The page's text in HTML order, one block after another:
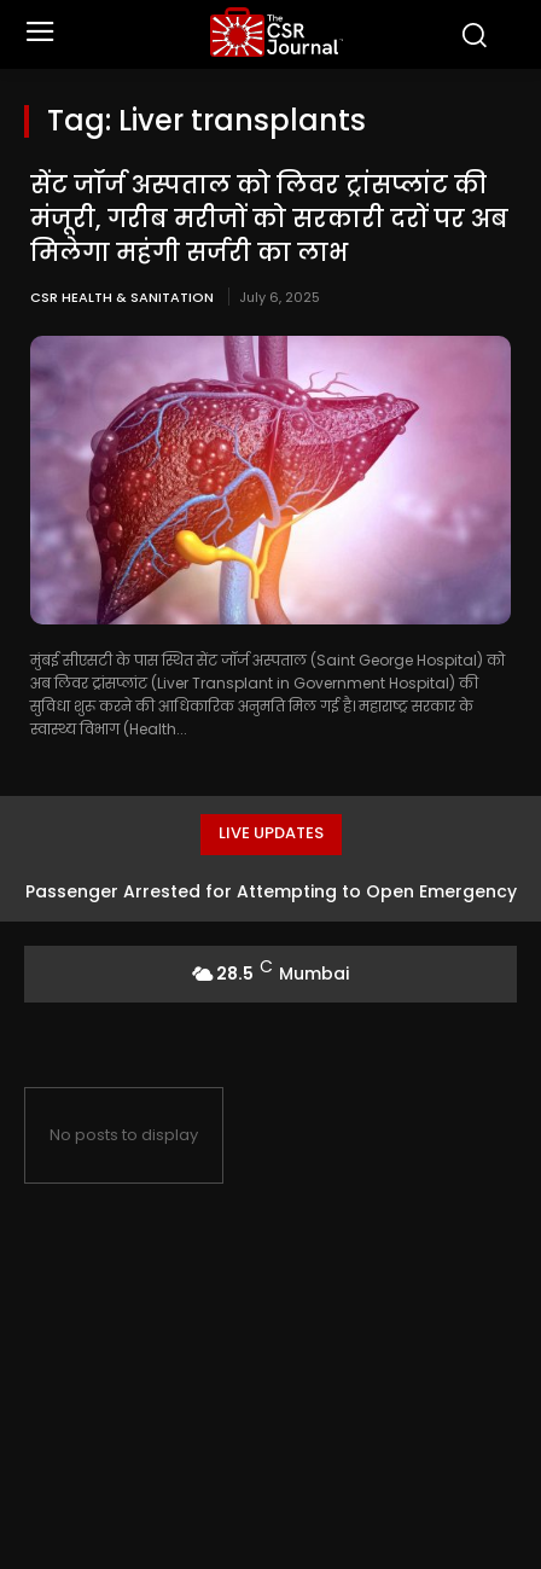
Tag: Liver transplants
सेंट जॉर्ज अस्पताल को लिवर ट्रांसप्लांट की
मंजूरी, गरीब मरीजों को सरकारी दरों पर अब
मिलेगा महंगी सर्जरी का लाभ
CSR HEALTH & SANITATION July 6, 2025
मुंबई सीएसटी के पास स्थित सेंट जॉर्ज अस्पताल (Saint George Hospital) को
अब लिवर ट्रांसप्लांट (Liver Transplant in Government Hospital) की
सुविधा शुरू करने की आधिकारिक अनुमति मिल गई है। महाराष्ट्र सरकार के
स्वास्थ्य विभाग (Health...
LIVE UPDATES
Passenger Arrested for Attempting to Open Emergency
28.5 C Mumbai
No posts to display